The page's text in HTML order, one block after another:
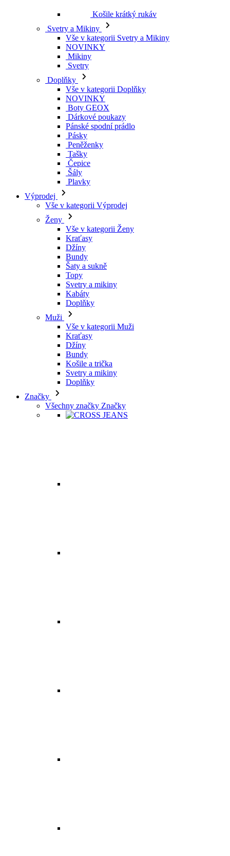
Košile krátký rukáv
Svetry a Mikiny
Vše v kategorii Svetry a Mikiny
NOVINKY
Mikiny
Svetry
Doplňky
Vše v kategorii Doplňky
NOVINKY
Boty GEOX
Dárkové poukazy
Pánské spodní prádlo
Pásky
Peněženky
Tašky
Čepice
Šály
Plavky
Výprodej
Vše v kategorii Výprodej
Ženy
Vše v kategorii Ženy
Kraťasy
Džíny
Bundy
Šaty a sukně
Topy
Svetry a mikiny
Kabáty
Doplňky
Muži
Vše v kategorii Muži
Kraťasy
Džíny
Bundy
Košile a trička
Svetry a mikiny
Doplňky
Značky
Všechny značky Značky